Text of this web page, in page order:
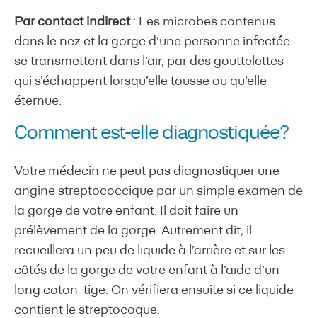
Par contact indirect: Les microbes contenus
dans le nez et la gorge d’une personne infectée
se transmettent dans l’air, par des gouttelettes
qui s’échappent lorsqu’elle tousse ou qu’elle
éternue.
Comment est-elle diagnostiquée?
Votre médecin ne peut pas diagnostiquer une
angine streptococcique par un simple examen de
la gorge de votre enfant. Il doit faire un
prélèvement de la gorge. Autrement dit, il
recueillera un peu de liquide à l’arrière et sur les
côtés de la gorge de votre enfant à l’aide d’un
long coton-tige. On vérifiera ensuite si ce liquide
contient le streptocoque.